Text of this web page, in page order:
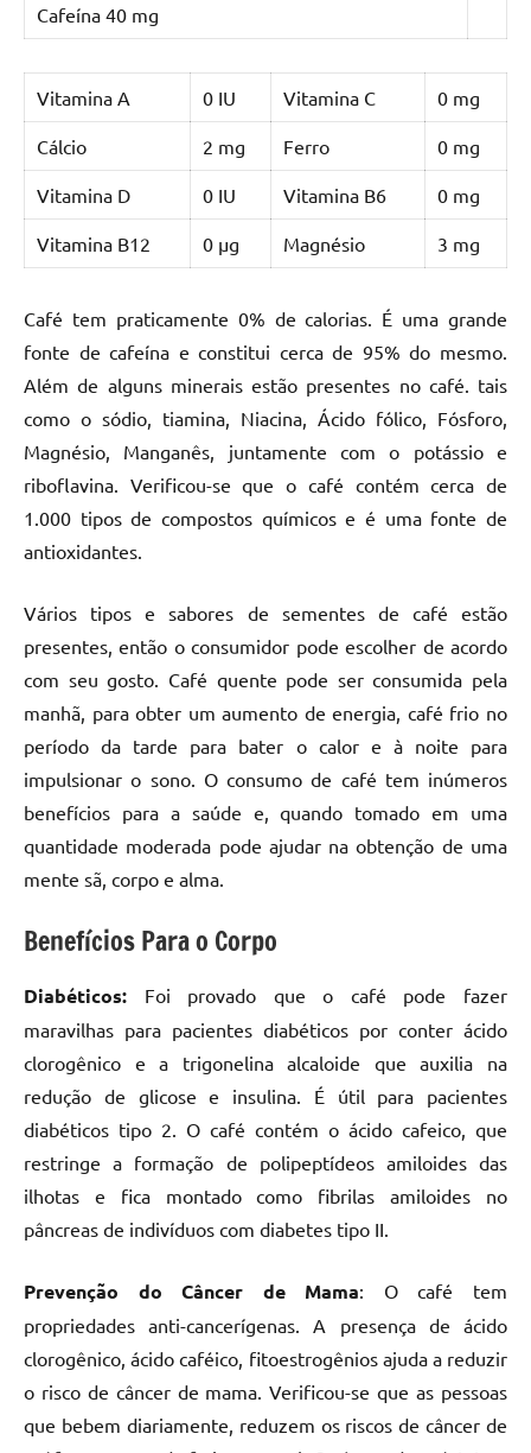
Cafeína 40 mg
Vitamina A 0 IU Vitamina C 0 mg
Cálcio 2 mg Ferro 0 mg
Vitamina D 0 IU Vitamina B6 0 mg
Vitamina B12 0 µg Magnésio 3 mg
Café tem praticamente 0% de calorias. É uma grande
fonte de cafeína e constitui cerca de 95% do mesmo.
Além de alguns minerais estão presentes no café. tais
como o sódio, tiamina, Niacina, Ácido fólico, Fósforo,
Magnésio, Manganês, juntamente com o potássio e
riboflavina. Verificou-se que o café contém cerca de
1.000 tipos de compostos químicos e é uma fonte de
antioxidantes.
Vários tipos e sabores de sementes de café estão
presentes, então o consumidor pode escolher de acordo
com seu gosto. Café quente pode ser consumida pela
manhã, para obter um aumento de energia, café frio no
período da tarde para bater o calor e à noite para
impulsionar o sono. O consumo de café tem inúmeros
benefícios para a saúde e, quando tomado em uma
quantidade moderada pode ajudar na obtenção de uma
mente sã, corpo e alma.
Benefícios Para o Corpo
Diabéticos: Foi provado que o café pode fazer
maravilhas para pacientes diabéticos por conter ácido
clorogênico e a trigonelina alcaloide que auxilia na
redução de glicose e insulina. É útil para pacientes
diabéticos tipo 2. O café contém o ácido cafeico, que
restringe a formação de polipeptídeos amiloides das
ilhotas e fica montado como fibrilas amiloides no
pâncreas de indivíduos com diabetes tipo II.
Prevenção do Câncer de Mama: O café tem
propriedades anti-cancerígenas. A presença de ácido
clorogênico, ácido caféico, fitoestrogênios ajuda a reduzir
o risco de câncer de mama. Verificou-se que as pessoas
que bebem diariamente, reduzem os riscos de câncer de